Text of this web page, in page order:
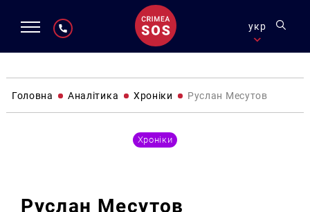
укр
Головна Аналітика Хроніки Руслан Месутов
Хроніки
Руслан Месутов